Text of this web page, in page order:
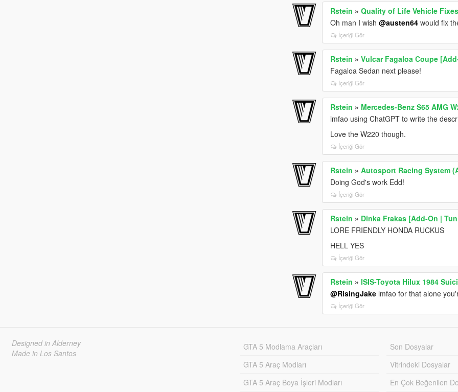
Rstein »Quality of Life Vehicle
Oh man I wish@austen64 would fix
İçeriği Gör
Rstein »Vulcar Fagaloa Coupe
Fagaloa Sedan next please!
İçeriği Gör
Rstein » Mercedes-Benz S65 AMG
lmfao using ChatGPT to write the
Love the W220 though.
İçeriği Gör
Rstein »Autosport Racing System
Doing God's work Edd!
İçeriği Gör
Rstein » Dinka Frakas [Add-On |
LORE FRIENDLY HONDA RUCKUS
HELL YES
İçeriği Gör
Rstein »ISIS-Toyota Hilux 1984
@RisingJake lmfao for that alone
İçeriği Gör
Designed in Alderney
Made in Los Santos
GTA 5 Modlama Araçları
GTA 5 Araç Modları
GTA 5 Araç Boya İşleri Modları
Son Dosyalar
Vitrindeki Dosyalar
En Çok Beğenilen